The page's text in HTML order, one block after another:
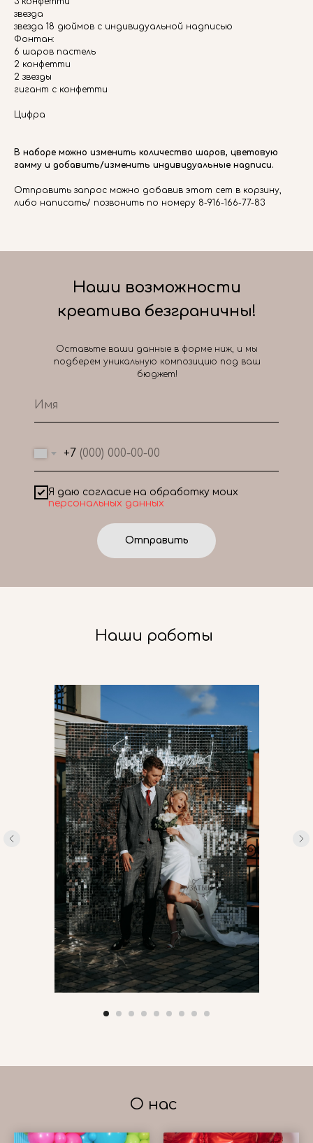
звезда
звезда 18 дюймов с индивидуальной надписью
Фонтан:
6 шаров пастель
2 конфетти
2 звезды
гигант с конфетти
Цифра
В наборе можно изменить количество шаров, цветовую
гамму и добавить/изменить индивидуальные надписи.
Отправить запрос можно добавив этот сет в корзину,
либо написать/ позвонить по номеру 8-916-166-77-83
+7
Я даю согласие на обработку моих
персональных данных
Отправить
Наши возможности
креатива безграничны!
Оставьте ваши данные в форме ниж, и мы
подберем уникальную композицию под ваш
бюджет!
Наши работы
О нас